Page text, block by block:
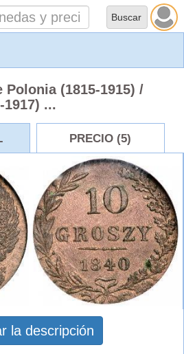
Polonia (1815-1915) /
...
PRECIO (5)
la descripción